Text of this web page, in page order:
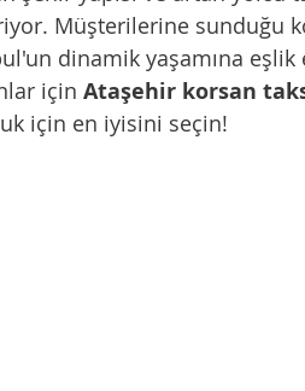
Müşterilerine sunduğu
dinamik yaşamına
için Ataşehir korsan
için en iyisini seçin!